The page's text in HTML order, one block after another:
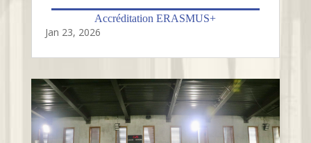
Accréditation ERASMUS+
Jan 23, 2026